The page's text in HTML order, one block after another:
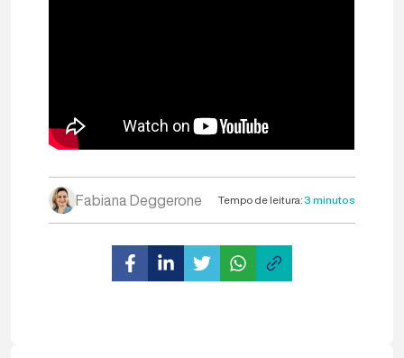
Fabiana Deggerone Tempo de leitura:3 minutos